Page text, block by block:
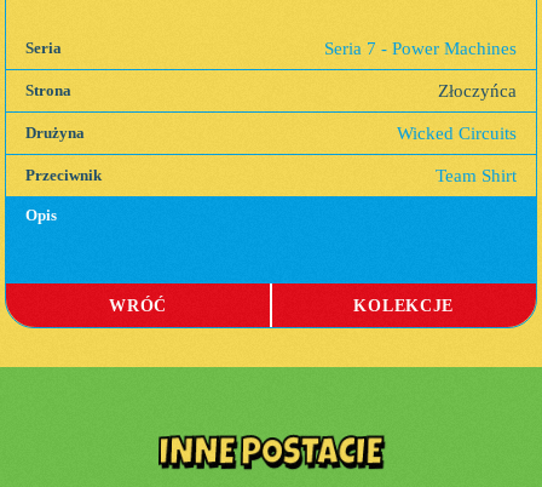
Seria Seria 7 - Power Machines
Strona Złoczyńca
Drużyna Wicked Circuits
Przeciwnik Team Shirt
Opis
WRÓĆ KOLEKCJE
INNE POSTACIE